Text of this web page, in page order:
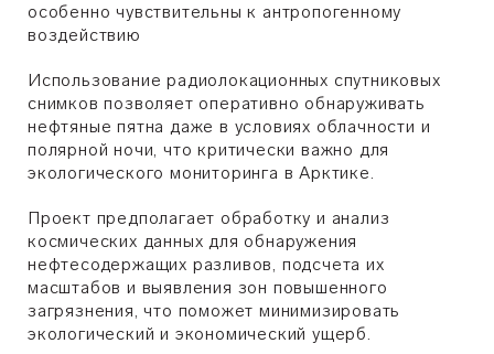
особенно чувствительны к антропогенному
воздействию
Использование радиолокационных спутниковых
снимков позволяет оперативно обнаруживать
нефтяные пятна даже в условиях облачности и
полярной ночи, что критически важно для
экологического мониторинга в Арктике.
Проект предполагает обработку и анализ
космических данных для обнаружения
нефтесодержащих разливов, подсчета их
масштабов и выявления зон повышенного
загрязнения, что поможет минимизировать
экологический и экономический ущерб.